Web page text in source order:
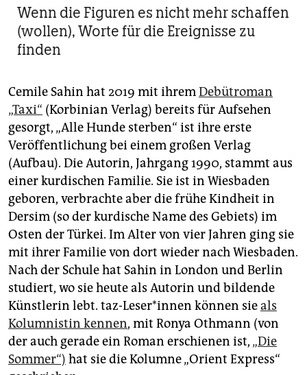
Wenn die Figuren es nicht mehr schaffen
(wollen), Worte für die Ereignisse zu
finden
Cemile Sahin hat 2019 mit ihremDebütroman
„Taxi“ (Korbinian Verlag) bereits für Aufsehen
gesorgt, „Alle Hunde sterben“ ist ihre erste
Veröffentlichung bei einem großen Verlag
(Aufbau). Die Autorin, Jahrgang 1990, stammt aus
einer kurdischen Familie. Sie ist in Wiesbaden
geboren, verbrachte aber die frühe Kindheit in
Dersim (so der kurdische Name des Gebiets) im
Osten der Türkei. Im Alter von vier Jahren ging sie
mit ihrer Familie von dort wieder nach Wiesbaden.
Nach der Schule hat Sahin in London und Berlin
studiert, wo sie heute als Autorin und bildende
Künstlerin lebt. taz-Leser*innen können sieals
Kolumnistin kennen, mit Ronya Othmann (von
der auch gerade ein Roman erschienen ist, „Die
Sommer“) hat sie die Kolumne „Orient Express“